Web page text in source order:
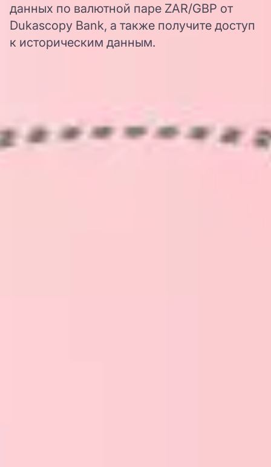
данных по валютной паре ZAR/GBP от
Dukascopy Bank, а также получите доступ
к историческим данным.